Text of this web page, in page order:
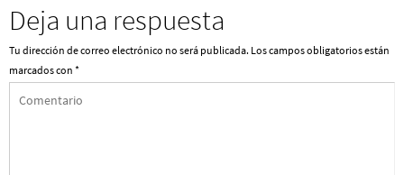
Deja una respuesta
Tu dirección de correo electrónico no será publicada. Los campos obligatorios están
marcados con *